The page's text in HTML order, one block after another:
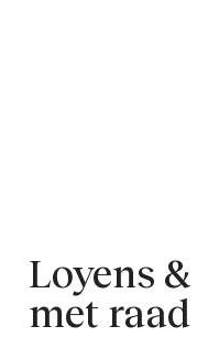
Loyens
met